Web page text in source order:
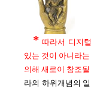
* 따라서 디지
있는 것이 아니라
의해 새로이 창조
라의 하위개념의